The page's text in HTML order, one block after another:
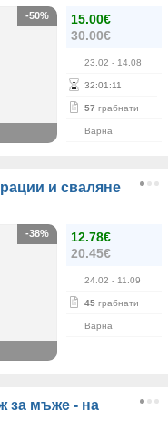
15.00€
30.00€
23.02 - 14.08
32:01 :11
57 грабнати
Варна
-50%
и сваляне
12.78€
20.45€
24.02 - 11.09
45 грабнати
Варна
-38%
за мъже - на